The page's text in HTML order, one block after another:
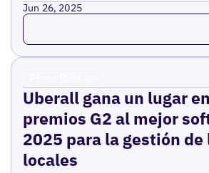
Jun 26, 2025
Read more
Uberall gana un lugar
premios G2 al mejor
2025 para la gestión
locales